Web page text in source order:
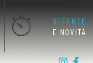
OFFERTE
E NOVITÀ